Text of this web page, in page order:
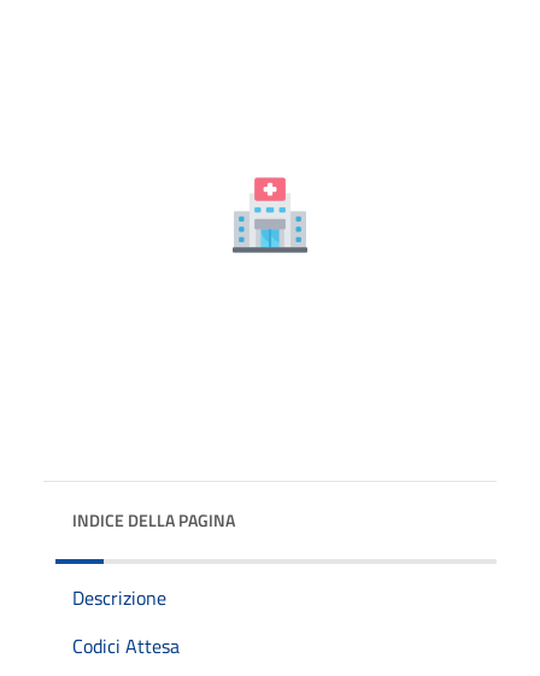
INDICE DELLA PAGINA
Descrizione
Codici Attesa